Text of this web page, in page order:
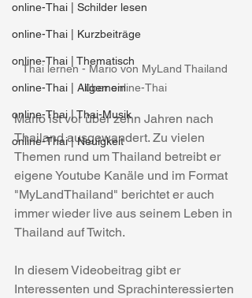
online-Thai | Schilder lesen
online-Thai | Kurzbeiträge
online-Thai | Thematisch
online-Thai | Allgemein
online-Thai | Thai-Musik
online-Thai | Neuigkeit
Thai lernen - Mario von MyLand Thailand
über online-Thai
Mario ist vor über zehn Jahren nach
Thailand ausgewandert. Zu vielen
Themen rund um Thailand betreibt er
eigene Youtube Kanäle und im Format
"MyLandThailand" berichtet er auch
immer wieder live aus seinem Leben in
Thailand auf Twitch.
In diesem Videobeitrag gibt er
Interessenten und Sprachinteressierten